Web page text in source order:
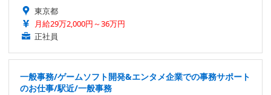
東京都
月給29万2,000円～36万円
正社員
一般事務/ゲームソフト開発&エンタメ企業での事務サポート
のお仕事/駅近/一般事務